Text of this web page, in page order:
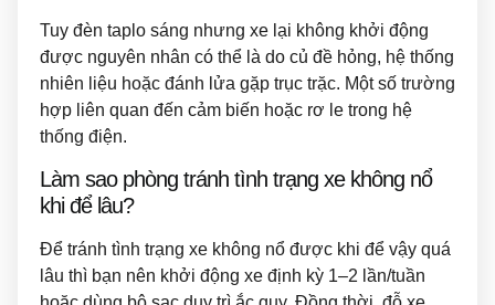
Tuy đèn taplo sáng nhưng xe lại không khởi động
được nguyên nhân có thể là do củ đề hỏng, hệ thống
nhiên liệu hoặc đánh lửa gặp trục trặc. Một số trường
hợp liên quan đến cảm biến hoặc rơ le trong hệ
thống điện.
Làm sao phòng tránh tình trạng xe không nổ
khi để lâu?
Để tránh tình trạng xe không nổ được khi để vậy quá
lâu thì bạn nên khởi động xe định kỳ 1–2 lần/tuần